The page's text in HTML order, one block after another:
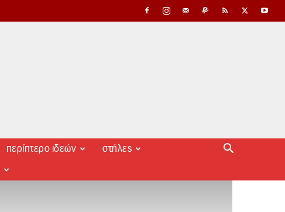
περίπτερο ιδεών στήλες